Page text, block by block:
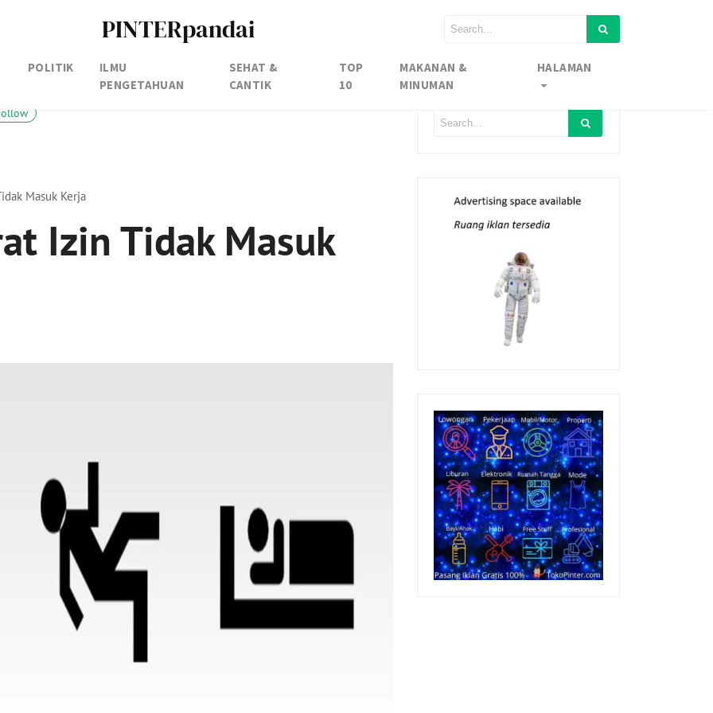
PINTERpandai
POLITIK
ILMU
PENGETAHUAN
SEHAT &
CANTIK
TOP
10
MAKANAN &
MINUMAN
HALAMAN
Masuk Kerja
Izin Tidak Masuk